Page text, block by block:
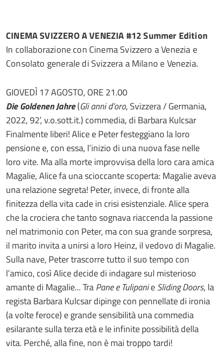
CINEMA SVIZZERO A VENEZIA #12 Summer Edition
In collaborazione con Cinema Svizzero a Venezia e
Consolato generale di Svizzera a Milano e Venezia.
GIOVEDÌ 17 AGOSTO, ORE 21.00
Die Goldenen Jahre(Gli anni d’oro, Svizzera / Germania,
2022, 92’, v.o.sott.it.) commedia, di Barbara Kulcsar
Finalmente liberi! Alice e Peter festeggiano la loro
pensione e, con essa, l’inizio di una nuova fase nelle
loro vite. Ma alla morte improvvisa della loro cara amica
Magalie, Alice fa una scioccante scoperta: Magalie aveva
una relazione segreta! Peter, invece, di fronte alla
finitezza della vita cade in crisi esistenziale. Alice spera
che la crociera che tanto sognava riaccenda la passione
nel matrimonio con Peter, ma con sua grande sorpresa,
il marito invita a unirsi a loro Heinz, il vedovo di Magalie.
Sulla nave, Peter trascorre tutto il suo tempo con
l’amico, così Alice decide di indagare sul misterioso
amante di Magalie... TraPane e TulipanieSliding Doors, la
regista Barbara Kulcsar dipinge con pennellate di ironia
(a volte feroce) e grande sensibilità una commedia
esilarante sulla terza età e le infinite possibilità della
vita. Perché, alla fine, non è mai troppo tardi!